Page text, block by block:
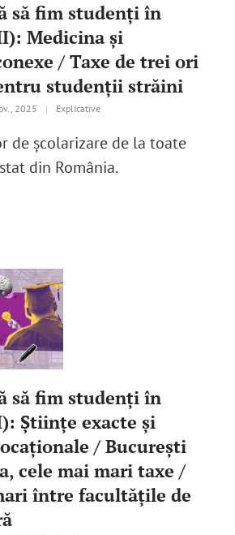
să fim studenți în
Medicina și
/ Taxe de trei ori
studenții străini
2025 | Explicative
de școlarizare de la toate
din România.
să fim studenţi în
Științe exacte și
/ Bucureşti
cele mai mari taxe /
între facultăţile de